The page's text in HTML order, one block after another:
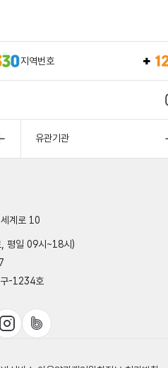
지역번호
유관기관
계로 10
평일 09시~18시)
-1234호